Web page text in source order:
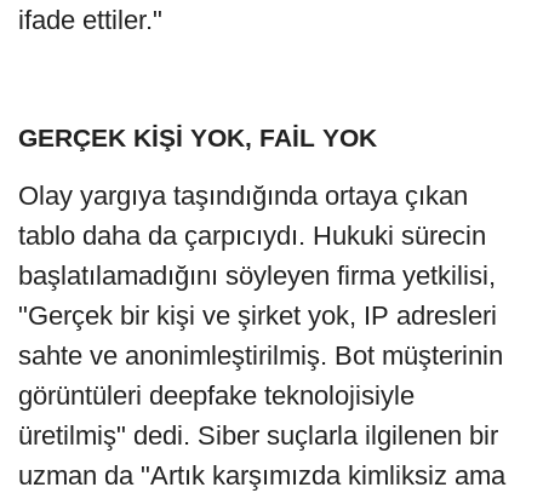
ifade ettiler."
GERÇEK KİŞİ YOK, FAİL YOK
Olay yargıya taşındığında ortaya çıkan
tablo daha da çarpıcıydı. Hukuki sürecin
başlatılamadığını söyleyen firma yetkilisi,
"Gerçek bir kişi ve şirket yok, IP adresleri
sahte ve anonimleştirilmiş. Bot müşterinin
görüntüleri deepfake teknolojisiyle
üretilmiş" dedi. Siber suçlarla ilgilenen bir
uzman da "Artık karşımızda kimliksiz ama